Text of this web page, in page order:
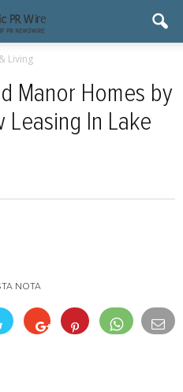
Living
Manor Homes by
Leasing In Lake
NOTA